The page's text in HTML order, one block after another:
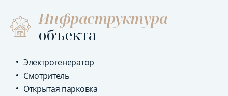
Инфраструктура
объекта
Электрогенератор
Смотритель
Открытая парковка